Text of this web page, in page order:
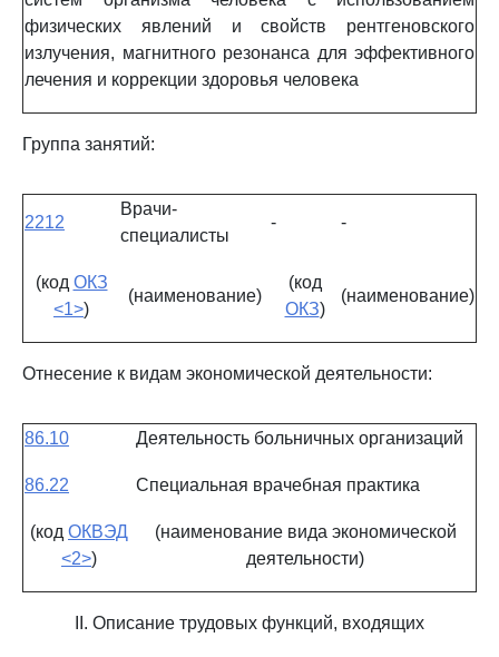
физических явлений и свойств рентгеновского
излучения, магнитного резонанса для эффективного
лечения и коррекции здоровья человека
Группа занятий:
2212
Врачи-
специалисты
- -
(код ОКЗ
<1>)
(наименование)
(код
ОКЗ)
(наименование)
Отнесение к видам экономической деятельности:
86.10 Деятельность больничных организаций
86.22 Специальная врачебная практика
(код ОКВЭД
<2>)
(наименование вида экономической
деятельности)
II. Описание трудовых функций, входящих